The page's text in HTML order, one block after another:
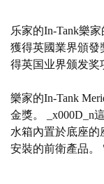
乐家的In-Tank樂
獲得英國業界頒發
得英国业界颁发奖
樂家的In-Tank
金獎。 _x000D_n
水箱內置於底座的
安裝的前衛產品。